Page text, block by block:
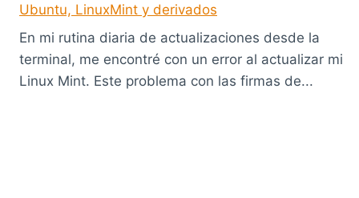
Ubuntu, LinuxMint y derivados
En mi rutina diaria de actualizaciones desde la
terminal, me encontré con un error al actualizar mi
Linux Mint. Este problema con las firmas de...